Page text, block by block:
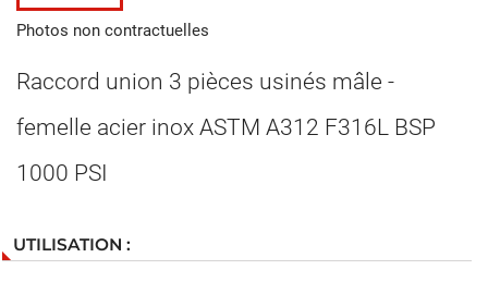
Photos non contractuelles
Raccord union 3 pièces usinés mâle -
femelle acier inox ASTM A312 F316L BSP
1000 PSI
UTILISATION :